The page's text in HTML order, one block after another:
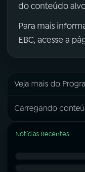
do conteúdo
Para mais
EBC, acesse a
Veja mais do
Carregando
Notícias Recentes